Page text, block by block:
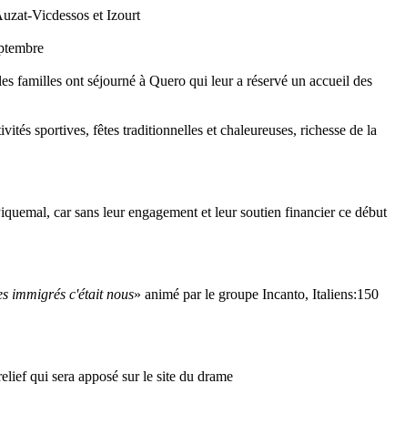
Vicdessos et Izourt
familles ont séjourné à Quero qui leur a réservé un accueil des
sportives, fêtes traditionnelles et chaleureuses, richesse de la
car sans leur engagement et leur soutien financier ce début
immigrés c'était nous» animé par le groupe Incanto, Italiens:150
qui sera apposé sur le site du drame